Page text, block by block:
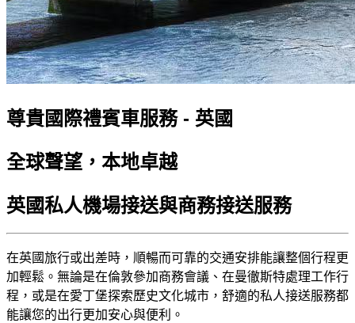
尊貴國際禮賓車服務 - 英國
全球聲望，本地卓越
英國私人機場接送與商務接送服務
在英國旅行或出差時，順暢而可靠的交通安排能讓整個行程更
加輕鬆。無論是在倫敦參加商務會議、在曼徹斯特處理工作行
程，或是在愛丁堡探索歷史文化城市，舒適的私人接送服務都
能讓您的出行更加安心與便利。